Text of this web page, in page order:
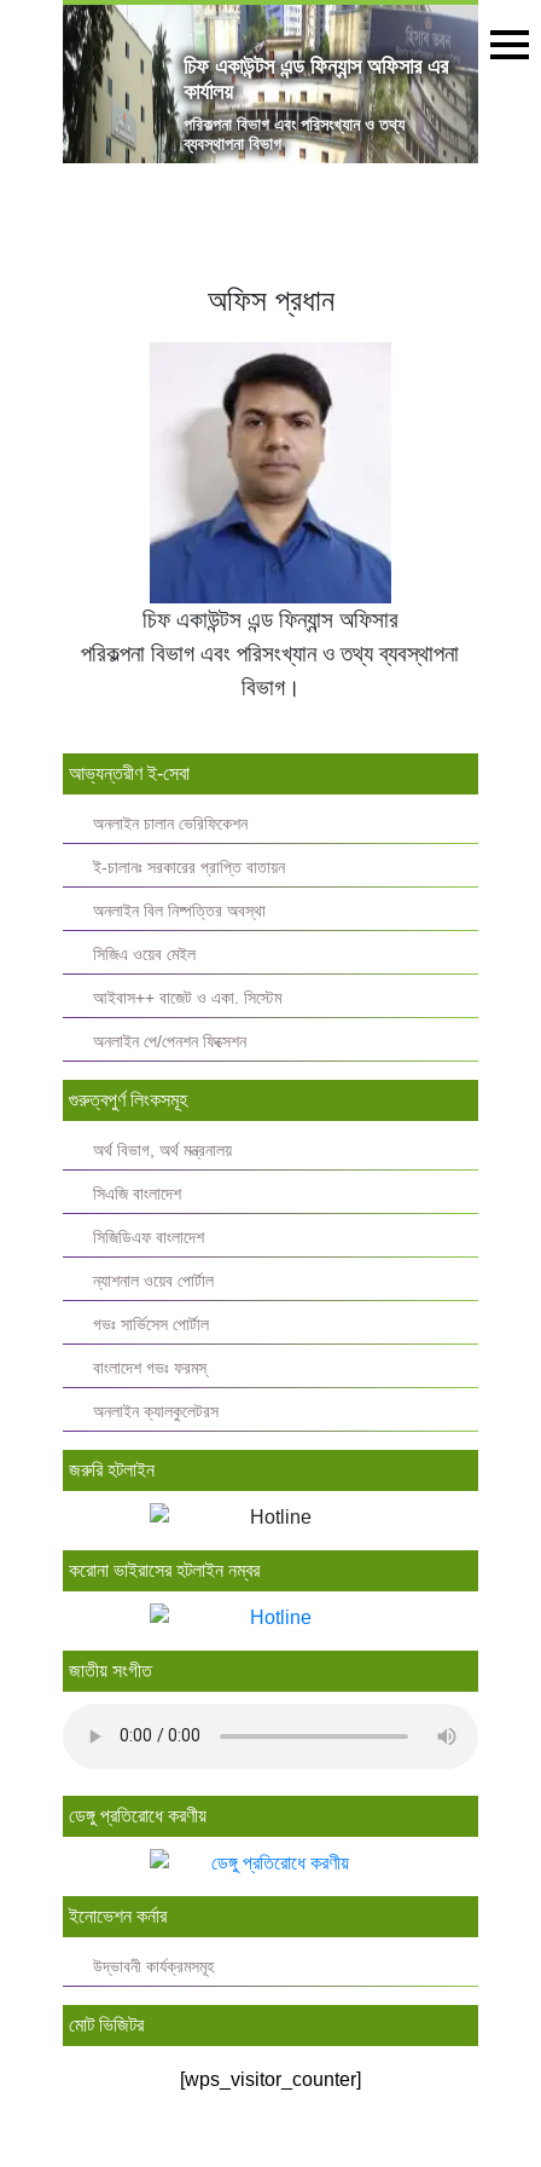
চিফ একাউন্টস এন্ড ফিন্যান্স অফিসার এর
কার্যালয়
পরিকল্পনা বিভাগ এবং পরিসংখ্যান ও তথ্য
ব্যবস্থাপনা বিভাগ
অফিস প্রধান
চিফ একাউন্টস এন্ড ফিন্যান্স অফিসার
পরিকল্পনা বিভাগ এবং পরিসংখ্যান ও তথ্য ব্যবস্থাপনা
বিভাগ।
আভ্যন্তরীণ ই-সেবা
অনলাইন চালান ভেরিফিকেশন
ই-চালানঃ সরকারের প্রাপ্তি বাতায়ন
অনলাইন বিল নিষ্পত্তির অবস্থা
সিজিএ ওয়েব মেইল
আইবাস++ বাজেট ও একা. সিস্টেম
অনলাইন পে/পেনশন ফিক্সেশন
গুরুত্বপুর্ণ লিংকসমূহ
অর্থ বিভাগ, অর্থ মন্ত্রনালয়
সিএজি বাংলাদেশ
সিজিডিএফ বাংলাদেশ
ন্যাশনাল ওয়েব পোর্টাল
গভঃ সার্ভিসেস পোর্টাল
বাংলাদেশ গভঃ ফরমস্‌
অনলাইন ক্যালকুলেটরস
জরুরি হটলাইন
করোনা ভাইরাসের হটলাইন নম্বর
জাতীয় সংগীত
ডেঙ্গু প্রতিরোধে করণীয়
ইনোভেশন কর্নার
উদ্ভাবনী কার্যক্রমসমূহ
মোট ভিজিটর
[wps_visitor_counter]